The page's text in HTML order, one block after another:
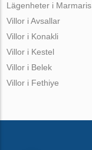
Lägenheter i Marmaris
Villor i Avsallar
Villor i Konakli
Villor i Kestel
Villor i Belek
Villor i Fethiye